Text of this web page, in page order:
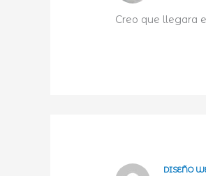
Creo que llegara
DISEÑO